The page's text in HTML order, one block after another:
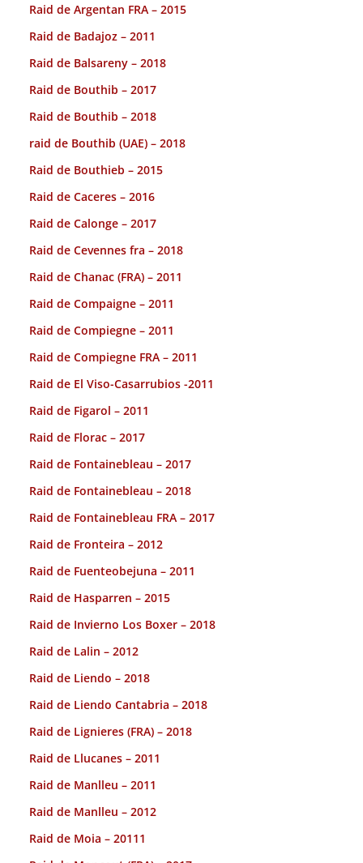
Raid de Argentan FRA – 2015
Raid de Badajoz – 2011
Raid de Balsareny – 2018
Raid de Bouthib – 2017
Raid de Bouthib – 2018
raid de Bouthib (UAE) – 2018
Raid de Bouthieb – 2015
Raid de Caceres – 2016
Raid de Calonge – 2017
Raid de Cevennes fra – 2018
Raid de Chanac (FRA) – 2011
Raid de Compaigne – 2011
Raid de Compiegne – 2011
Raid de Compiegne FRA – 2011
Raid de El Viso-Casarrubios -2011
Raid de Figarol – 2011
Raid de Florac – 2017
Raid de Fontainebleau – 2017
Raid de Fontainebleau – 2018
Raid de Fontainebleau FRA – 2017
Raid de Fronteira – 2012
Raid de Fuenteobejuna – 2011
Raid de Hasparren – 2015
Raid de Invierno Los Boxer – 2018
Raid de Lalin – 2012
Raid de Liendo – 2018
Raid de Liendo Cantabria – 2018
Raid de Lignieres (FRA) – 2018
Raid de Llucanes – 2011
Raid de Manlleu – 2011
Raid de Manlleu – 2012
Raid de Moia – 20111